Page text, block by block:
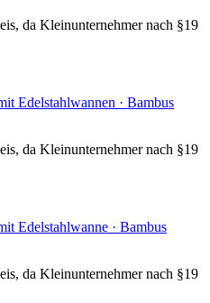
da Kleinunternehmer nach §19
Edelstahlwannen · Bambus
da Kleinunternehmer nach §19
Edelstahlwanne · Bambus
da Kleinunternehmer nach §19